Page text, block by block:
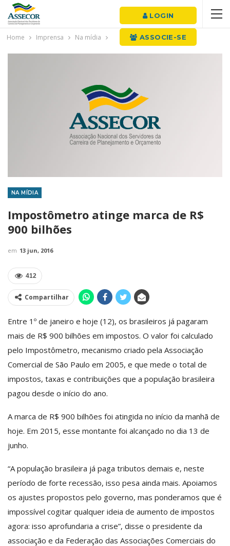
LOGIN
ASSOCIE-SE
Home Imprensa Na mídia
NA MÍDIA
Impostômetro atinge marca de R$
900 bilhões
em 13 jun, 2016
412
Compartilhar
Entre 1º de janeiro e hoje (12), os brasileiros já pagaram
mais de R$ 900 bilhões em impostos. O valor foi calculado
pelo Impostômetro, mecanismo criado pela Associação
Comercial de São Paulo em 2005, e que mede o total de
impostos, taxas e contribuições que a população brasileira
pagou desde o início do ano.
A marca de R$ 900 bilhões foi atingida no início da manhã de
hoje. Em 2015, esse montante foi alcançado no dia 13 de
junho.
“A população brasileira já paga tributos demais e, neste
período de forte recessão, isso pesa ainda mais. Apoiamos
os ajustes propostos pelo governo, mas ponderamos que é
impossível cogitar qualquer ideia de aumento de impostos
agora: isso aprofundaria a crise”, disse o presidente da
associação e da Federação das Associações Comerciais do